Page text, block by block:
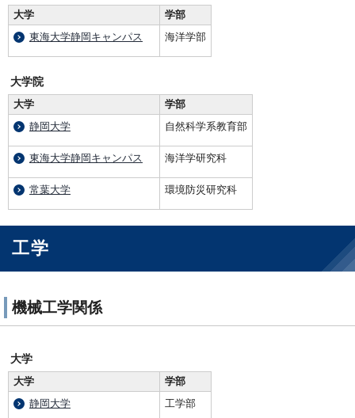
大学
学部
東海大学静岡キャンパス
海洋学部
大学院
大学
学部
静岡大学
自然科学系教育部
東海大学静岡キャンパス 海洋学研究科
常葉大学 環境防災研究科
工学
機械工学関係
大学
大学
学部
静岡大学
工学部